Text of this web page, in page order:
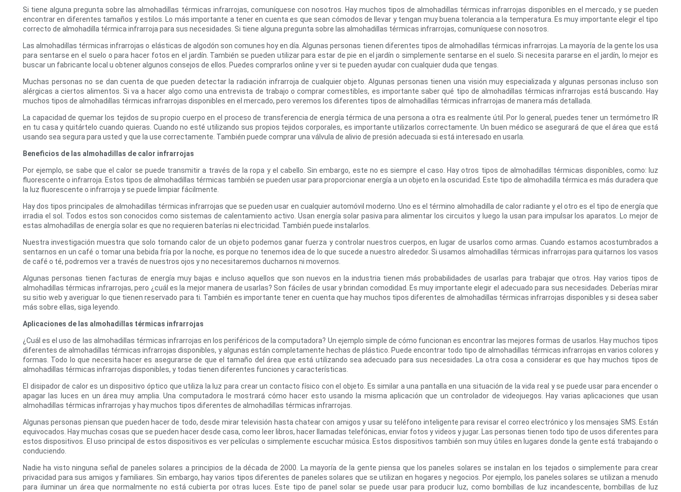
Si tiene alguna pregunta sobre las almohadillas térmicas infrarrojas, comuníquese con nosotros. Hay muchos tipos de almohadillas térmicas infrarrojas disponibles en el mercado, y se pueden
encontrar en diferentes tamaños y estilos. Lo más importante a tener en cuenta es que sean cómodos de llevar y tengan muy buena tolerancia a la temperatura. Es muy importante elegir el tipo
correcto de almohadilla térmica infrarroja para sus necesidades. Si tiene alguna pregunta sobre las almohadillas térmicas infrarrojas, comuníquese con nosotros.
Las almohadillas térmicas infrarrojas o elásticas de algodón son comunes hoy en día. Algunas personas tienen diferentes tipos de almohadillas térmicas infrarrojas. La mayoría de la gente los usa
para sentarse en el suelo o para hacer fotos en el jardín. También se pueden utilizar para estar de pie en el jardín o simplemente sentarse en el suelo. Si necesita pararse en el jardín, lo mejor es
buscar un fabricante local u obtener algunos consejos de ellos. Puedes comprarlos online y ver si te pueden ayudar con cualquier duda que tengas.
Muchas personas no se dan cuenta de que pueden detectar la radiación infrarroja de cualquier objeto. Algunas personas tienen una visión muy especializada y algunas personas incluso son
alérgicas a ciertos alimentos. Si va a hacer algo como una entrevista de trabajo o comprar comestibles, es importante saber qué tipo de almohadillas térmicas infrarrojas está buscando. Hay
muchos tipos de almohadillas térmicas infrarrojas disponibles en el mercado, pero veremos los diferentes tipos de almohadillas térmicas infrarrojas de manera más detallada.
La capacidad de quemar los tejidos de su propio cuerpo en el proceso de transferencia de energía térmica de una persona a otra es realmente útil. Por lo general, puedes tener un termómetro IR
en tu casa y quitártelo cuando quieras. Cuando no esté utilizando sus propios tejidos corporales, es importante utilizarlos correctamente. Un buen médico se asegurará de que el área que está
usando sea segura para usted y que la use correctamente. También puede comprar una válvula de alivio de presión adecuada si está interesado en usarla.
Beneficios de las almohadillas de calor infrarrojas
Por ejemplo, se sabe que el calor se puede transmitir a través de la ropa y el cabello. Sin embargo, este no es siempre el caso. Hay otros tipos de almohadillas térmicas disponibles, como: luz
fluorescente o infrarroja. Estos tipos de almohadillas térmicas también se pueden usar para proporcionar energía a un objeto en la oscuridad. Este tipo de almohadilla térmica es más duradera que
la luz fluorescente o infrarroja y se puede limpiar fácilmente.
Hay dos tipos principales de almohadillas térmicas infrarrojas que se pueden usar en cualquier automóvil moderno. Uno es el término almohadilla de calor radiante y el otro es el tipo de energía que
irradia el sol. Todos estos son conocidos como sistemas de calentamiento activo. Usan energía solar pasiva para alimentar los circuitos y luego la usan para impulsar los aparatos. Lo mejor de
estas almohadillas de energía solar es que no requieren baterías ni electricidad. También puede instalarlos.
Nuestra investigación muestra que solo tomando calor de un objeto podemos ganar fuerza y ​​controlar nuestros cuerpos, en lugar de usarlos como armas. Cuando estamos acostumbrados a
sentarnos en un café o tomar una bebida fría por la noche, es porque no tenemos idea de lo que sucede a nuestro alrededor. Si usamos almohadillas térmicas infrarrojas para quitarnos los vasos
de café o té, podremos ver a través de nuestros ojos y no necesitaremos ducharnos ni movernos.
Algunas personas tienen facturas de energía muy bajas e incluso aquellos que son nuevos en la industria tienen más probabilidades de usarlas para trabajar que otros. Hay varios tipos de
almohadillas térmicas infrarrojas, pero ¿cuál es la mejor manera de usarlas? Son fáciles de usar y brindan comodidad. Es muy importante elegir el adecuado para sus necesidades. Deberías mirar
su sitio web y averiguar lo que tienen reservado para ti. También es importante tener en cuenta que hay muchos tipos diferentes de almohadillas térmicas infrarrojas disponibles y si desea saber
más sobre ellas, siga leyendo.
Aplicaciones de las almohadillas térmicas infrarrojas
¿Cuál es el uso de las almohadillas térmicas infrarrojas en los periféricos de la computadora? Un ejemplo simple de cómo funcionan es encontrar las mejores formas de usarlos. Hay muchos tipos
diferentes de almohadillas térmicas infrarrojas disponibles, y algunas están completamente hechas de plástico. Puede encontrar todo tipo de almohadillas térmicas infrarrojas en varios colores y
formas. Todo lo que necesita hacer es asegurarse de que el tamaño del área que está utilizando sea adecuado para sus necesidades. La otra cosa a considerar es que hay muchos tipos de
almohadillas térmicas infrarrojas disponibles, y todas tienen diferentes funciones y características.
El disipador de calor es un dispositivo óptico que utiliza la luz para crear un contacto físico con el objeto. Es similar a una pantalla en una situación de la vida real y se puede usar para encender o
apagar las luces en un área muy amplia. Una computadora le mostrará cómo hacer esto usando la misma aplicación que un controlador de videojuegos. Hay varias aplicaciones que usan
almohadillas térmicas infrarrojas y hay muchos tipos diferentes de almohadillas térmicas infrarrojas.
Algunas personas piensan que pueden hacer de todo, desde mirar televisión hasta chatear con amigos y usar su teléfono inteligente para revisar el correo electrónico y los mensajes SMS. Están
equivocados. Hay muchas cosas que se pueden hacer desde casa, como leer libros, hacer llamadas telefónicas, enviar fotos y videos y jugar. Las personas tienen todo tipo de usos diferentes para
estos dispositivos. El uso principal de estos dispositivos es ver películas o simplemente escuchar música. Estos dispositivos también son muy útiles en lugares donde la gente está trabajando o
conduciendo.
Nadie ha visto ninguna señal de paneles solares a principios de la década de 2000. La mayoría de la gente piensa que los paneles solares se instalan en los tejados o simplemente para crear
privacidad para sus amigos y familiares. Sin embargo, hay varios tipos diferentes de paneles solares que se utilizan en hogares y negocios. Por ejemplo, los paneles solares se utilizan a menudo
para iluminar un área que normalmente no está cubierta por otras luces. Este tipo de panel solar se puede usar para producir luz, como bombillas de luz incandescente, bombillas de luz